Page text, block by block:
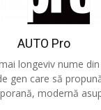
AUTO Pro
longeviv nume
gen care să
modernă